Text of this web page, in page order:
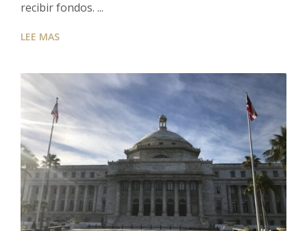
recibir fondos. ...
LEE MAS